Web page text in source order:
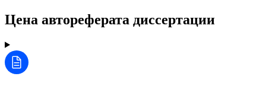
Цена автореферата диссертации